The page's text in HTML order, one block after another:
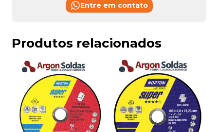
Entre em contato
Produtos relacionados